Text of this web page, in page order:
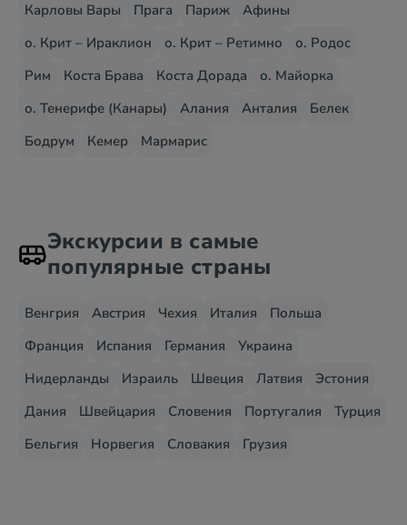
Карловы Вары
Прага Париж
Афины
о. Крит – Ираклион
о. Крит – Ретимно
о. Родос
Рим
Коста Брава Коста Дорада
о. Майорка
о. Тенерифе (Канары)
Алания Анталия
Белек
Бодрум
Кемер Мармарис
Экскурсии в самые
популярные страны
Венгрия Австрия Чехия Италия
Польша
Франция
Испания Германия
Украина
Нидерланды
Израиль Швеция Латвия
Эстония
Дания
Швейцария Словения Португалия
Турция
Бельгия
Норвегия Словакия Грузия